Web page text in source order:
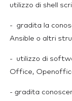
utilizzo di shell
- gradita la
Ansible o altri
- utilizzo di
Office,
- gradita